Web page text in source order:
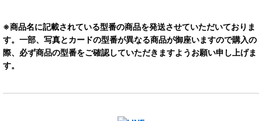
※商品名に記載されている型番の商品を発送させていただいておりま
す。一部、写真とカードの型番が異なる商品が御座いますので購入の
際、必ず商品の型番をご確認していただきますようお願い申し上げま
す。